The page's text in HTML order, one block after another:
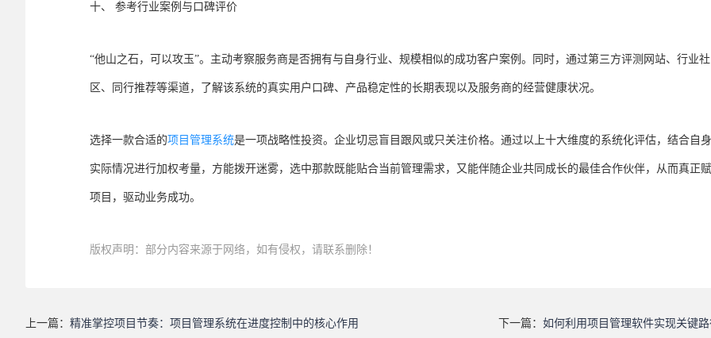
十、 参考行业案例与口碑评价
“他山之石，可以攻玉”。主动考察服务商是否拥有与自身行业、规模相似的成功客户案例。同时，通过第三方评测网站、行业社
区、同行推荐等渠道，了解该系统的真实用户口碑、产品稳定性的长期表现以及服务商的经营健康状况。
选择一款合适的项目管理系统是一项战略性投资。企业切忌盲目跟风或只关注价格。通过以上十大维度的系统化评估，结合自
实际情况进行加权考量，方能拨开迷雾，选中那款既能贴合当前管理需求，又能伴随企业共同成长的最佳合作伙伴，从而真正
项目，驱动业务成功。
版权声明：部分内容来源于网络，如有侵权，请联系删除！
上一篇： 精准掌控项目节奏：项目管理系统在进度控制中的核心作用 下一篇： 如何利用项目管理软件实现关键